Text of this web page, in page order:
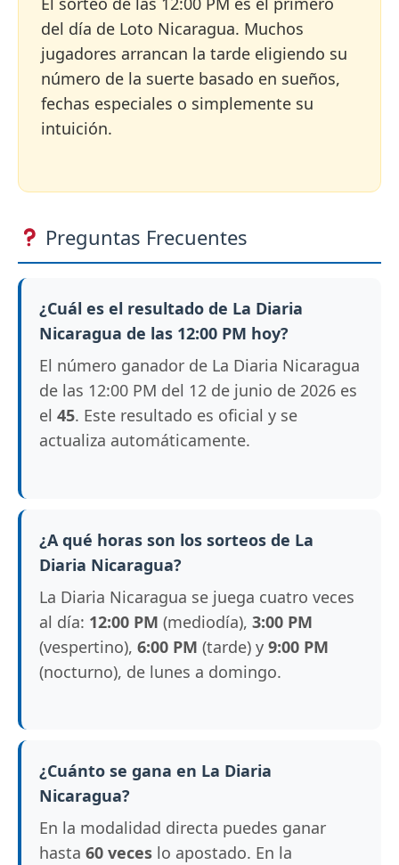
del día de Loto Nicaragua. Muchos
jugadores arrancan la tarde eligiendo su
número de la suerte basado en sueños,
fechas especiales o simplemente su
intuición.
Preguntas Frecuentes
¿Cuál es el resultado de La Diaria
Nicaragua de las 12:00 PM hoy?
El número ganador de La Diaria Nicaragua
de las 12:00 PM del 12 de junio de 2026 es
el 45. Este resultado es oficial y se
actualiza automáticamente.
¿A qué horas son los sorteos de La
Diaria Nicaragua?
La Diaria Nicaragua se juega cuatro veces
al día: 12:00 PM (mediodía), 3:00 PM
(vespertino), 6:00 PM (tarde) y 9:00 PM
(nocturno), de lunes a domingo.
¿Cuánto se gana en La Diaria
Nicaragua?
En la modalidad directa puedes ganar
hasta 60 veces lo apostado. En la